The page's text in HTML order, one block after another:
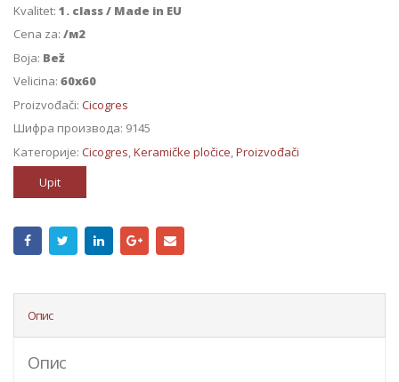
Kvalitet: 1. class / Made in EU
Cena za: /м2
Boja: Bež
Velicina: 60x60
Proizvođači: Cicogres
Шифра производа: 9145
Категорије: Cicogres,Keramičke pločice,Proizvođači
Upit
Опис
Опис